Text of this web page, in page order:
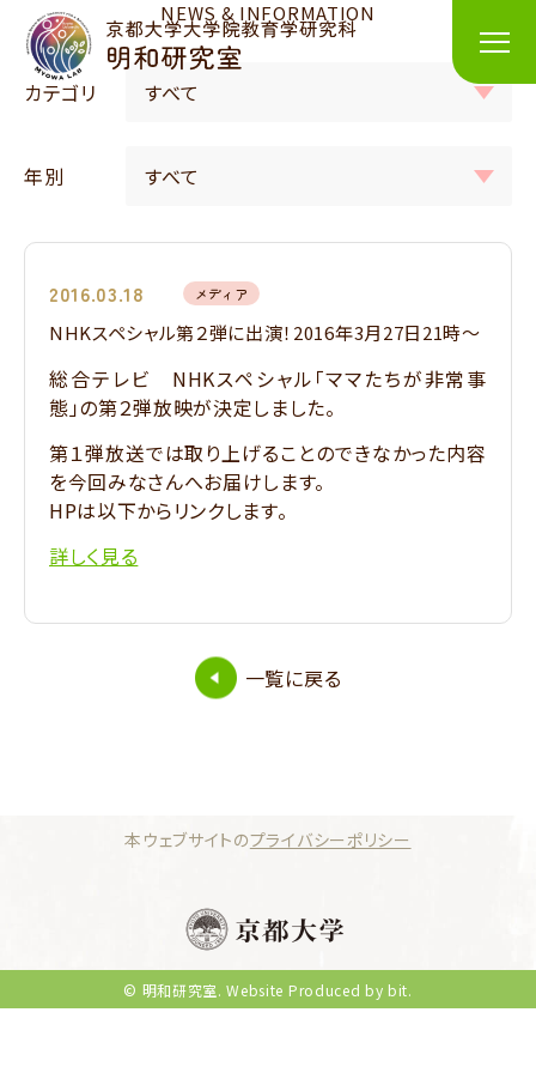
NEWS & INFORMATION
カテゴリ
年別
2016.03.18 メディア
NHKスペシャル第２弾に出演！2016年3月27日21時～
総合テレビ NHKスペシャル「ママたちが非常事
態」の第２弾放映が決定しました。
第１弾放送では取り上げることのできなかった内容
を今回みなさんへお届けします。
HPは以下からリンクします。
詳しく見る
一覧に戻る
本ウェブサイトのプライバシーポリシー
© 明和研究室. Website Produced by bit.